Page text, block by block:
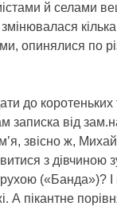
й селами
кілька
опинялися по
до коротеньких
записка від
звісно ж,
з дівчиною
(«Банда»)?
А пікантне